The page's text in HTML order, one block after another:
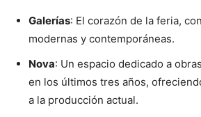
Galerías: El corazón de la feria,
modernas y contemporáneas.
Nova: Un espacio dedicado a
en los últimos tres años,
a la producción actual.